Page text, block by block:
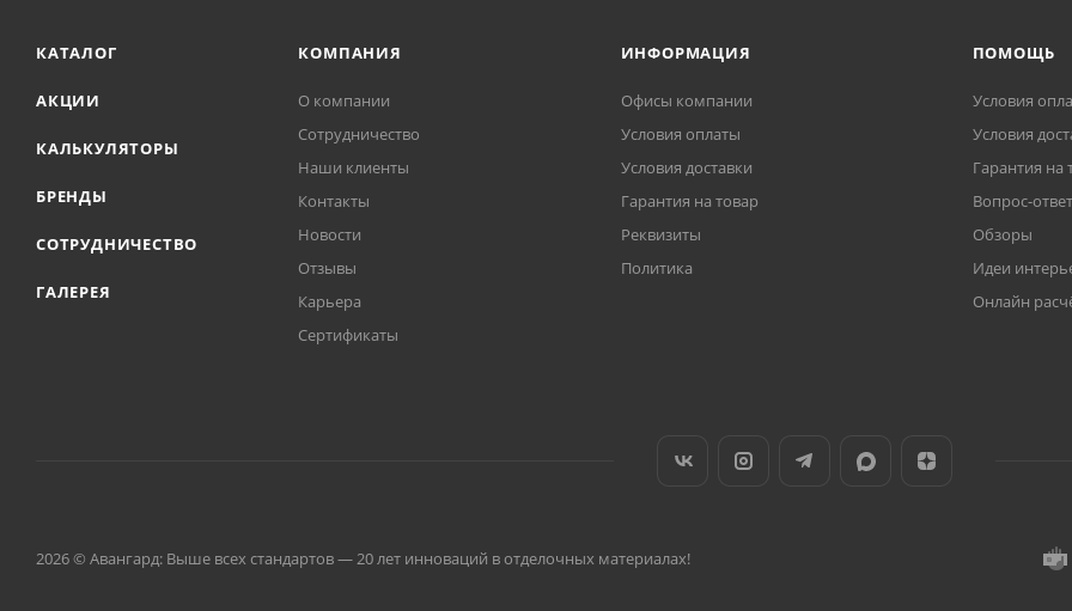
КАТАЛОГ
АКЦИИ
КАЛЬКУЛЯТОРЫ
БРЕНДЫ
СОТРУДНИЧЕСТВО
ГАЛЕРЕЯ
КОМПАНИЯ
О компании
Сотрудничество
Наши клиенты
Контакты
Новости
Отзывы
Карьера
Сертификаты
ИНФОРМАЦИЯ
Офисы компании
Условия оплаты
Условия доставки
Гарантия на товар
Реквизиты
Политика
ПОМОЩЬ
Условия
Условия
Гарантия на
Вопрос-ответ
Обзоры
Идеи
Онлайн
2026 © Авангард: Выше всех стандартов — 20 лет инноваций в отделочных материалах!